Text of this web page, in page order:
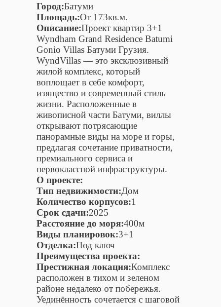
Город:Батуми
Площадь:От 173кв.м.
Описание:Проект квартир 3+1
Wyndham Grand Residence Batumi
Gonio Villas Батуми Грузия.
WyndVillas — это эксклюзивный
жилой комплекс, который
воплощает в себе комфорт,
изящество и современный стиль
жизни. Расположенные в
живописной части Батуми, виллы
открывают потрясающие
панорамные виды на море и горы,
предлагая сочетание приватности,
премиального сервиса и
первоклассной инфраструктуры.
О проекте:
Тип недвижимости:Дом
Количество корпусов:1
Срок сдачи:2025
Расстояние до моря:400м
Виды планировок:3+1
Отделка:Под ключ
Преимущества проекта:
Престижная локация:Комплекс
расположен в тихом и зеленом
районе недалеко от побережья.
Уединённость сочетается с шаговой